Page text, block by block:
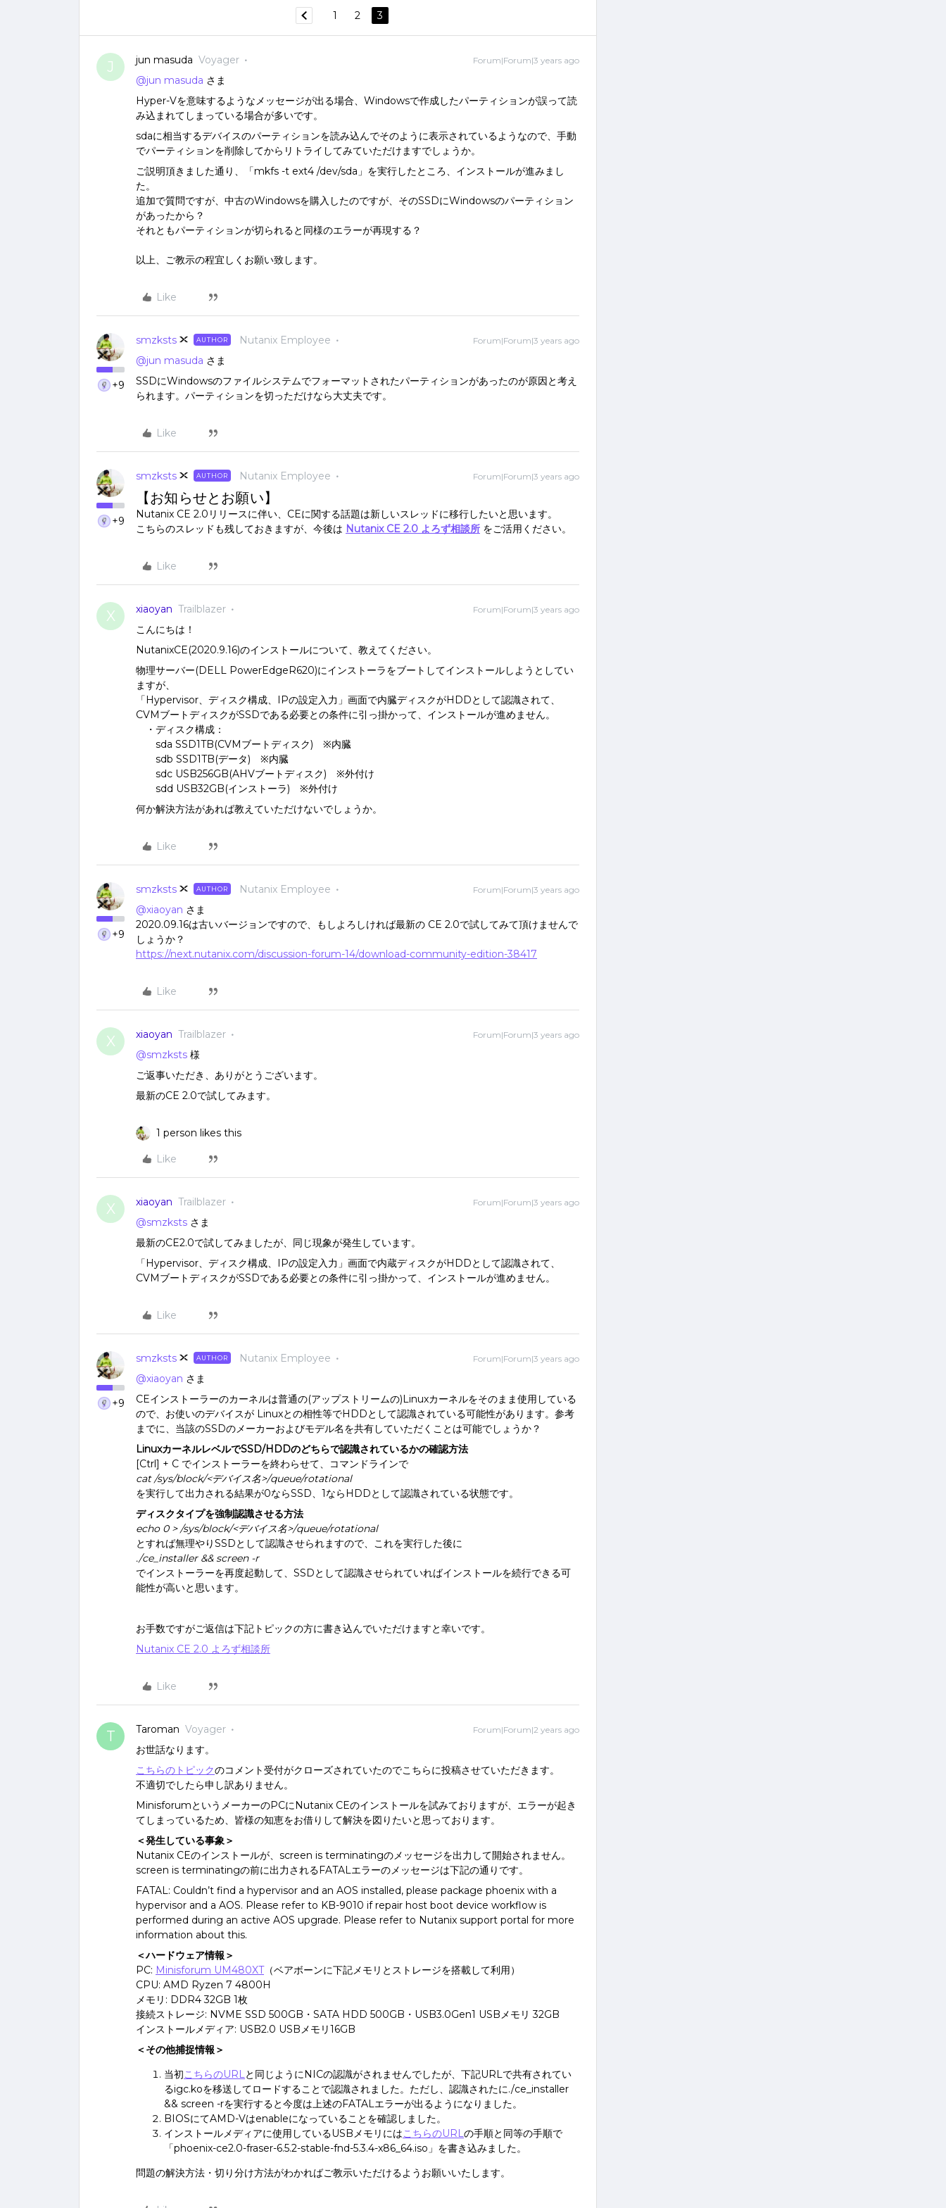
1 2 3
J jun masuda Voyager Forum|Forum|3 years ago
@jun masuda さま
Hyper-Vを意味するようなメッセージが出る場合、Windowsで作成したパーティションが誤って読
み込まれてしまっている場合が多いです。
sdaに相当するデバイスのパーティションを読み込んでそのように表示されているようなので、手動
でパーティションを削除してからリトライしてみていただけますでしょうか。
ご説明頂きました通り、「mkfs -t ext4 /dev/sda」を実行したところ、インストールが進みまし
た。
追加で質問ですが、中古のWindowsを購入したのですが、そのSSDにWindowsのパーティション
があったから？
それともパーティションが切られると同様のエラーが再現する？
以上、ご教示の程宜しくお願い致します。
Like
+9
smzksts AUTHOR Nutanix Employee Forum|Forum|3 years ago
@jun masuda さま
SSDにWindowsのファイルシステムでフォーマットされたパーティションがあったのが原因と考え
られます。パーティションを切っただけなら大丈夫です。
Like
+9
smzksts AUTHOR Nutanix Employee Forum|Forum|3 years ago
【お知らせとお願い】
Nutanix CE 2.0リリースに伴い、CEに関する話題は新しいスレッドに移行したいと思います。
こちらのスレッドも残しておきますが、今後は Nutanix CE 2.0 よろず相談所 をご活用ください。
Like
X xiaoyan Trailblazer Forum|Forum|3 years ago
こんにちは！
NutanixCE(2020.9.16)のインストールについて、教えてください。
物理サーバー(DELL PowerEdgeR620)にインストーラをブートしてインストールしようとしてい
ますが、
「Hypervisor、ディスク構成、IPの設定入力」画面で内臓ディスクがHDDとして認識されて、
CVMブートディスクがSSDである必要との条件に引っ掛かって、インストールが進めません。
・ディスク構成：
sda SSD1TB(CVMブートディスク) ※内臓
sdb SSD1TB(データ) ※内臓
sdc USB256GB(AHVブートディスク) ※外付け
sdd USB32GB(インストーラ) ※外付け
何か解決方法があれば教えていただけないでしょうか。
Like
+9
smzksts AUTHOR Nutanix Employee Forum|Forum|3 years ago
@xiaoyan さま
2020.09.16は古いバージョンですので、もしよろしければ最新の CE 2.0で試してみて頂けませんで
しょうか？
https://next.nutanix.com/discussion-forum-14/download-community-edition-38417
Like
X xiaoyan Trailblazer Forum|Forum|3 years ago
@smzksts 様
ご返事いただき、ありがとうございます。
最新のCE 2.0で試してみます。
1 person likes this
Like
X xiaoyan Trailblazer Forum|Forum|3 years ago
@smzksts さま
最新のCE2.0で試してみましたが、同じ現象が発生しています。
「Hypervisor、ディスク構成、IPの設定入力」画面で内蔵ディスクがHDDとして認識されて、
CVMブートディスクがSSDである必要との条件に引っ掛かって、インストールが進めません。
Like
+9
smzksts AUTHOR Nutanix Employee Forum|Forum|3 years ago
@xiaoyan さま
CEインストーラーのカーネルは普通の(アップストリームの)Linuxカーネルをそのまま使用している
ので、お使いのデバイスが Linuxとの相性等でHDDとして認識されている可能性があります。参考
までに、当該のSSDのメーカーおよびモデル名を共有していただくことは可能でしょうか？
LinuxカーネルレベルでSSD/HDDのどちらで認識されているかの確認方法
[Ctrl] + C でインストーラーを終わらせて、コマンドラインで
cat /sys/block/<デバイス名>/queue/rotational
を実行して出力される結果が0ならSSD、1ならHDDとして認識されている状態です。
ディスクタイプを強制認識させる方法
echo 0 > /sys/block/<デバイス名>/queue/rotational
とすれば無理やりSSDとして認識させられますので、これを実行した後に
./ce_installer && screen -r
でインストーラーを再度起動して、SSDとして認識させられていればインストールを続行できる可
能性が高いと思います。
お手数ですがご返信は下記トピックの方に書き込んでいただけますと幸いです。
Nutanix CE 2.0 よろず相談所
Like
T Taroman Voyager Forum|Forum|2 years ago
お世話なります。
こちらのトピックのコメント受付がクローズされていたのでこちらに投稿させていただきます。
不適切でしたら申し訳ありません。
MinisforumというメーカーのPCにNutanix CEのインストールを試みておりますが、エラーが起き
てしまっているため、皆様の知恵をお借りして解決を図りたいと思っております。
＜発生している事象＞
Nutanix CEのインストールが、screen is terminatingのメッセージを出力して開始されません。
screen is terminatingの前に出力されるFATALエラーのメッセージは下記の通りです。
FATAL: Couldn’t find a hypervisor and an AOS installed, please package phoenix with a
hypervisor and a AOS. Please refer to KB-9010 if repair host boot device workflow is
performed during an active AOS upgrade. Please refer to Nutanix support portal for more
information about this.
＜ハードウェア情報＞
PC: Minisforum UM480XT（ベアボーンに下記メモリとストレージを搭載して利用）
CPU: AMD Ryzen 7 4800H
メモリ: DDR4 32GB 1枚
接続ストレージ: NVME SSD 500GB・SATA HDD 500GB・USB3.0Gen1 USBメモリ 32GB
インストールメディア: USB2.0 USBメモリ16GB
＜その他捕捉情報＞
当初こちらのURLと同じようにNICの認識がされませんでしたが、下記URLで共有されてい
るigc.koを移送してロードすることで認識されました。ただし、認識されたに./ce_installer
&& screen -rを実行すると今度は上述のFATALエラーが出るようになりました。
BIOSにてAMD-Vはenableになっていることを確認しました。
インストールメディアに使用しているUSBメモリにはこちらのURLの手順と同等の手順で
「phoenix-ce2.0-fraser-6.5.2-stable-fnd-5.3.4-x86_64.iso」を書き込みました。
問題の解決方法・切り分け方法がわかればご教示いただけるようお願いいたします。